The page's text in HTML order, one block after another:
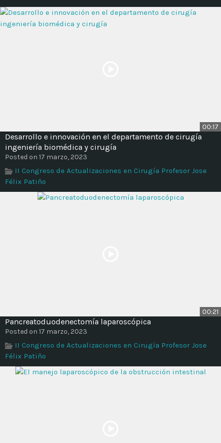
00:17
Desarrollo e innovación en el departamento de cirugía
ingeniería biomédica y cirugía
Posted on 17 marzo, 2023
II Congreso de Actualizaciones en Cirugía Profesor Jose
Félix Patiño
00:21
Pancreatoduodenectomía laparoscópica
Posted on 17 marzo, 2023
II Congreso de Actualizaciones en Cirugía Profesor Jose
Félix Patiño